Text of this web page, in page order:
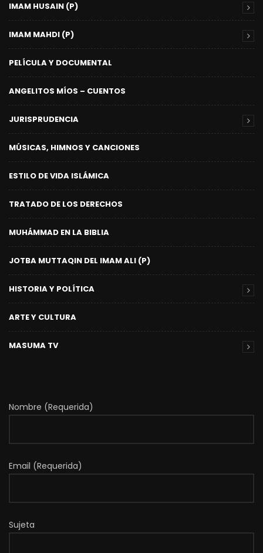
IMAM HUSAIN (P)
IMAM MAHDI (P)
PELÍCULA Y DOCUMENTAL
ANGELITOS MÍOS – CUENTOS
JURISPRUDENCIA
MÚSICAS, HIMNOS Y CANCIONES
ESTILO DE VIDA ISLÁMICA
TRATADO DE LOS DERECHOS
MUHÁMMAD EN LA BIBLIA
JOTBA MUTTAQIN DEL IMAM ALI (P)
HISTORIA Y POLÍTICA
ARTE Y CULTURA
MASUMA TV
Nombre (Requerida)
Email (Requerida)
Sujeta